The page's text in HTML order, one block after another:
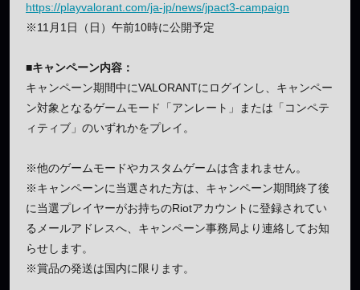
https://playvalorant.com/ja-jp/news/jpact3-campaign
※11月1日（日）午前10時に公開予定
■キャンペーン内容：
キャンペーン期間中にVALORANTにログインし、キャンペー
ン対象となるゲームモード「アンレート」または「コンペテ
ィティブ」のいずれかをプレイ。
※他のゲームモードやカスタムゲームは含まれません。
※キャンペーンに当選された方は、キャンペーン期間終了後
に当選プレイヤーがお持ちのRiotアカウントに登録されてい
るメールアドレスへ、キャンペーン事務局より連絡してお知
らせします。
※賞品の発送は国内に限ります。